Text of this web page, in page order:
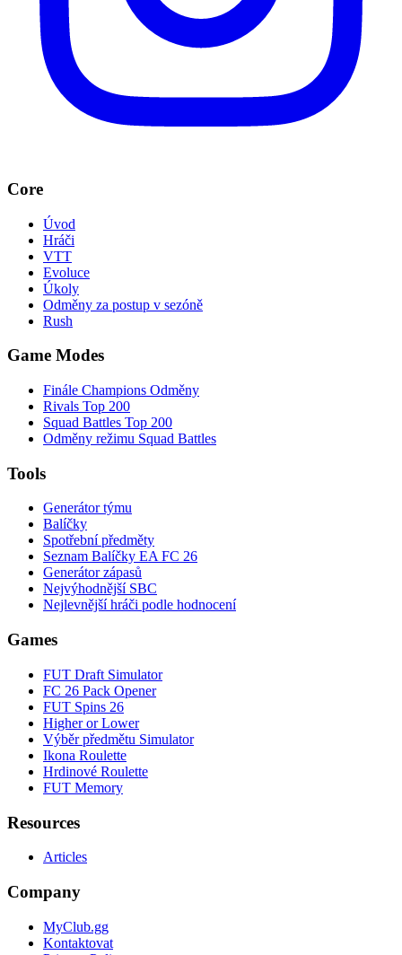
Core
Úvod
Hráči
VTT
Evoluce
Úkoly
Odměny za postup v sezóně
Rush
Game Modes
Finále Champions Odměny
Rivals Top 200
Squad Battles Top 200
Odměny režimu Squad Battles
Tools
Generátor týmu
Balíčky
Spotřební předměty
Seznam Balíčky EA FC 26
Generátor zápasů
Nejvýhodnější SBC
Nejlevnější hráči podle hodnocení
Games
FUT Draft Simulator
FC 26 Pack Opener
FUT Spins 26
Higher or Lower
Výběr předmětu Simulator
Ikona Roulette
Hrdinové Roulette
FUT Memory
Resources
Articles
Company
MyClub.gg
Kontaktovat